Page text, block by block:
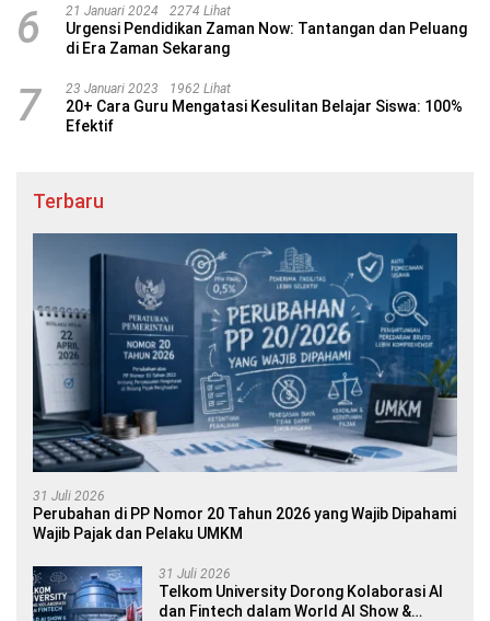
6 21 Januari 2024 2274 Lihat
Urgensi Pendidikan Zaman Now: Tantangan dan Peluang
di Era Zaman Sekarang
7 23 Januari 2023 1962 Lihat
20+ Cara Guru Mengatasi Kesulitan Belajar Siswa: 100%
Efektif
Terbaru
31 Juli 2026
Perubahan di PP Nomor 20 Tahun 2026 yang Wajib Dipahami
Wajib Pajak dan Pelaku UMKM
31 Juli 2026
Telkom University Dorong Kolaborasi AI
dan Fintech dalam World AI Show &